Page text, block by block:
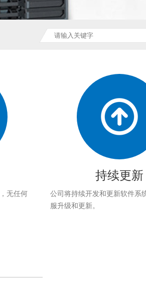
无任何
持续更新
公司将持续开发和更新软件系
服升级和更新。